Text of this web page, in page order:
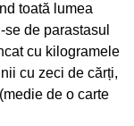
toată lumea
de parastasul
cu kilogramele
cu zeci de cărți,
de o carte